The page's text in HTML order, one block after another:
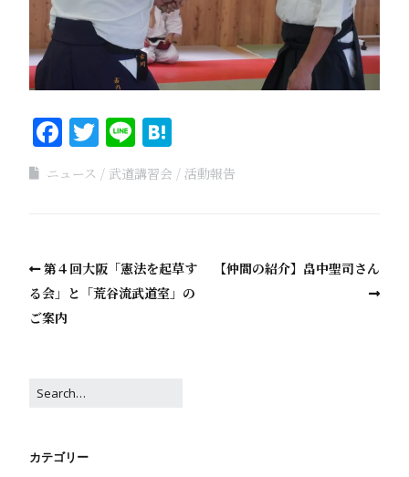
Facebook
Twitter
Line
ニュース 武道講習会 活動報告
第４回大阪「憲法を起草す
る会」と「荒谷流武道室」の
ご案内
【仲間の紹介】畠中聖司さん
カテゴリー